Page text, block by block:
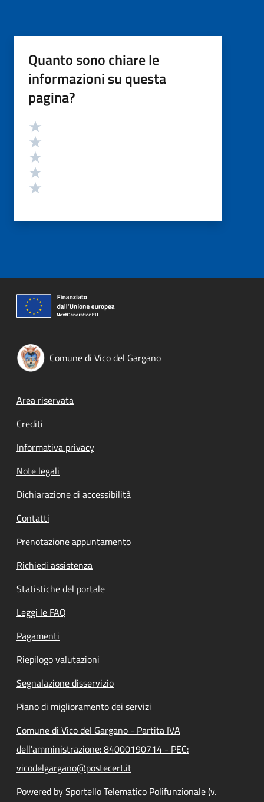
Quanto sono chiare le
informazioni su questa
pagina?
Valutazione
Comune di Vico del Gargano
Footer menu
Area riservata
Crediti
Informativa privacy
Note legali
Dichiarazione di accessibilità
Contatti
Prenotazione appuntamento
Richiedi assistenza
Statistiche del portale
Leggi le FAQ
Pagamenti
Riepilogo valutazioni
Segnalazione disservizio
Piano di miglioramento dei servizi
Comune di Vico del Gargano - Partita IVA
dell'amministrazione: 84000190714 - PEC:
vicodelgargano@postecert.it
Powered by Sportello Telematico Polifunzionale (v.